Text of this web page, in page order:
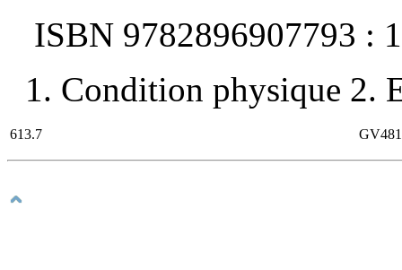
ISBN 9782896907793 :
1. Condition physique 2.
613.7 GV481